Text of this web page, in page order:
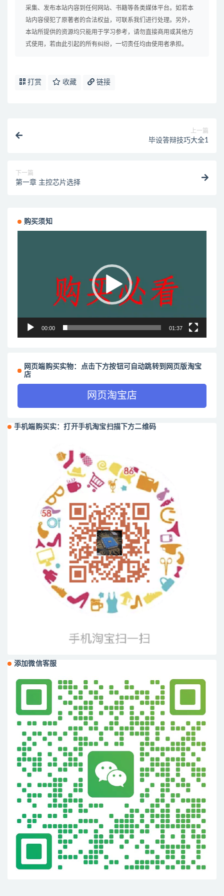
采集、发布本站内容到任何网站、书籍等各类媒体平台。如若本
站内容侵犯了原著者的合法权益，可联系我们进行处理。另外，
本站所提供的资源均只能用于学习参考，请勿直接商用或其他方
式使用，若由此引起的所有纠纷，一切责任均由使用者承担。
打赏 收藏 链接
上一篇
毕设答辩技巧大全1
下一篇
第一章 主控芯片选择
购买须知
00:00 01:37
网页端购买实物：点击下方按钮可自动跳转到网页版淘宝
店
网页淘宝店
手机端购买实：打开手机淘宝扫描下方二维码
添加微信客服